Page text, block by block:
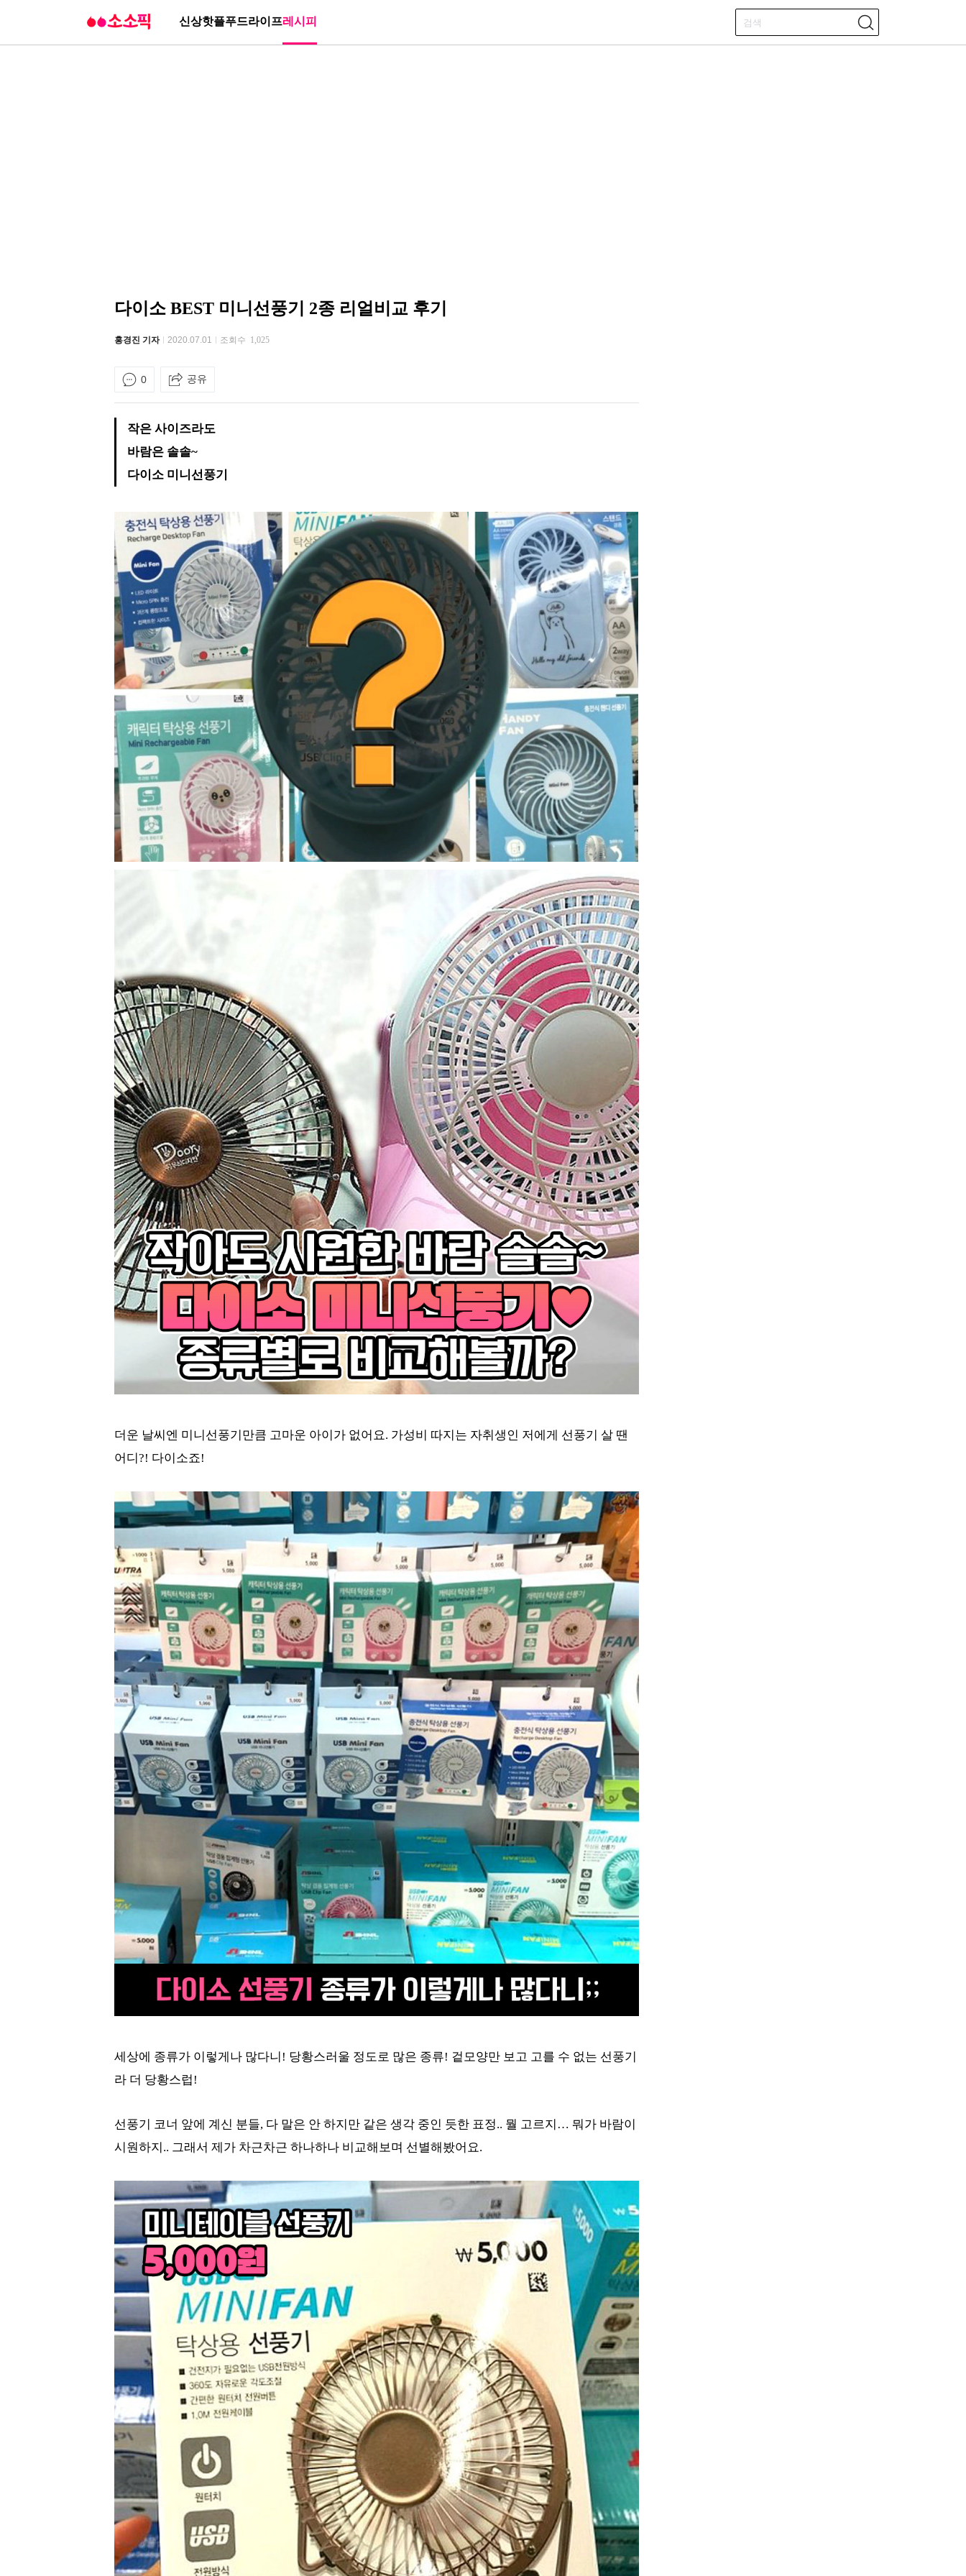
신상핫플푸드라이프레시피
다이소 BEST 미니선풍기 2종 리얼비교 후기
홍경진 기자 2020.07.01 조회수 1,025
0 공유
작은 사이즈라도
바람은 솔솔~
다이소 미니선풍기
더운 날씨엔 미니선풍기만큼 고마운 아이가 없어요. 가성비 따지는 자취생인 저에게 선풍기 살 땐
어디?! 다이소죠!
세상에 종류가 이렇게나 많다니! 당황스러울 정도로 많은 종류! 겉모양만 보고 고를 수 없는 선풍기
라 더 당황스럽!
선풍기 코너 앞에 계신 분들, 다 말은 안 하지만 같은 생각 중인 듯한 표정.. 뭘 고르지… 뭐가 바람이
시원하지.. 그래서 제가 차근차근 하나하나 비교해보며 선별해봤어요.